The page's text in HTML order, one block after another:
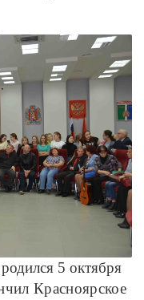
5 октября
Красноярское